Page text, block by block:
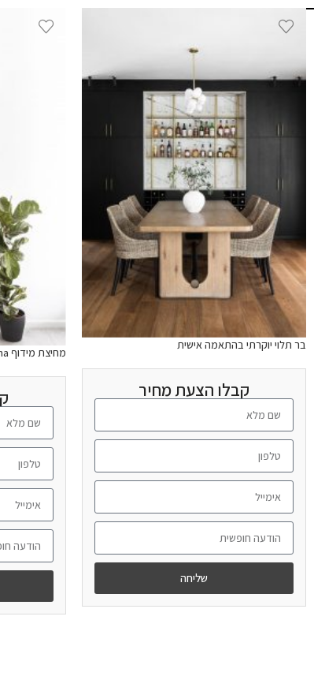
בר תלוי יוקרתי בהתאמה אישית
קבלו הצעת מחיר
שליחה
מחיצת מידוף Sovana